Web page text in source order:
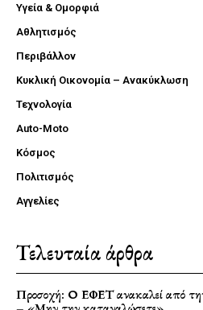
Υγεία & Ομορφιά
Αθλητισμός
Περιβάλλον
Κυκλική Οικονομία – Ανακύκλωση
Τεχνολογία
Auto-Moto
Κόσμος
Πολιτισμός
Αγγελίες
Τελευταία άρθρα
Προσοχή: Ο ΕΦΕΤ ανακαλεί από